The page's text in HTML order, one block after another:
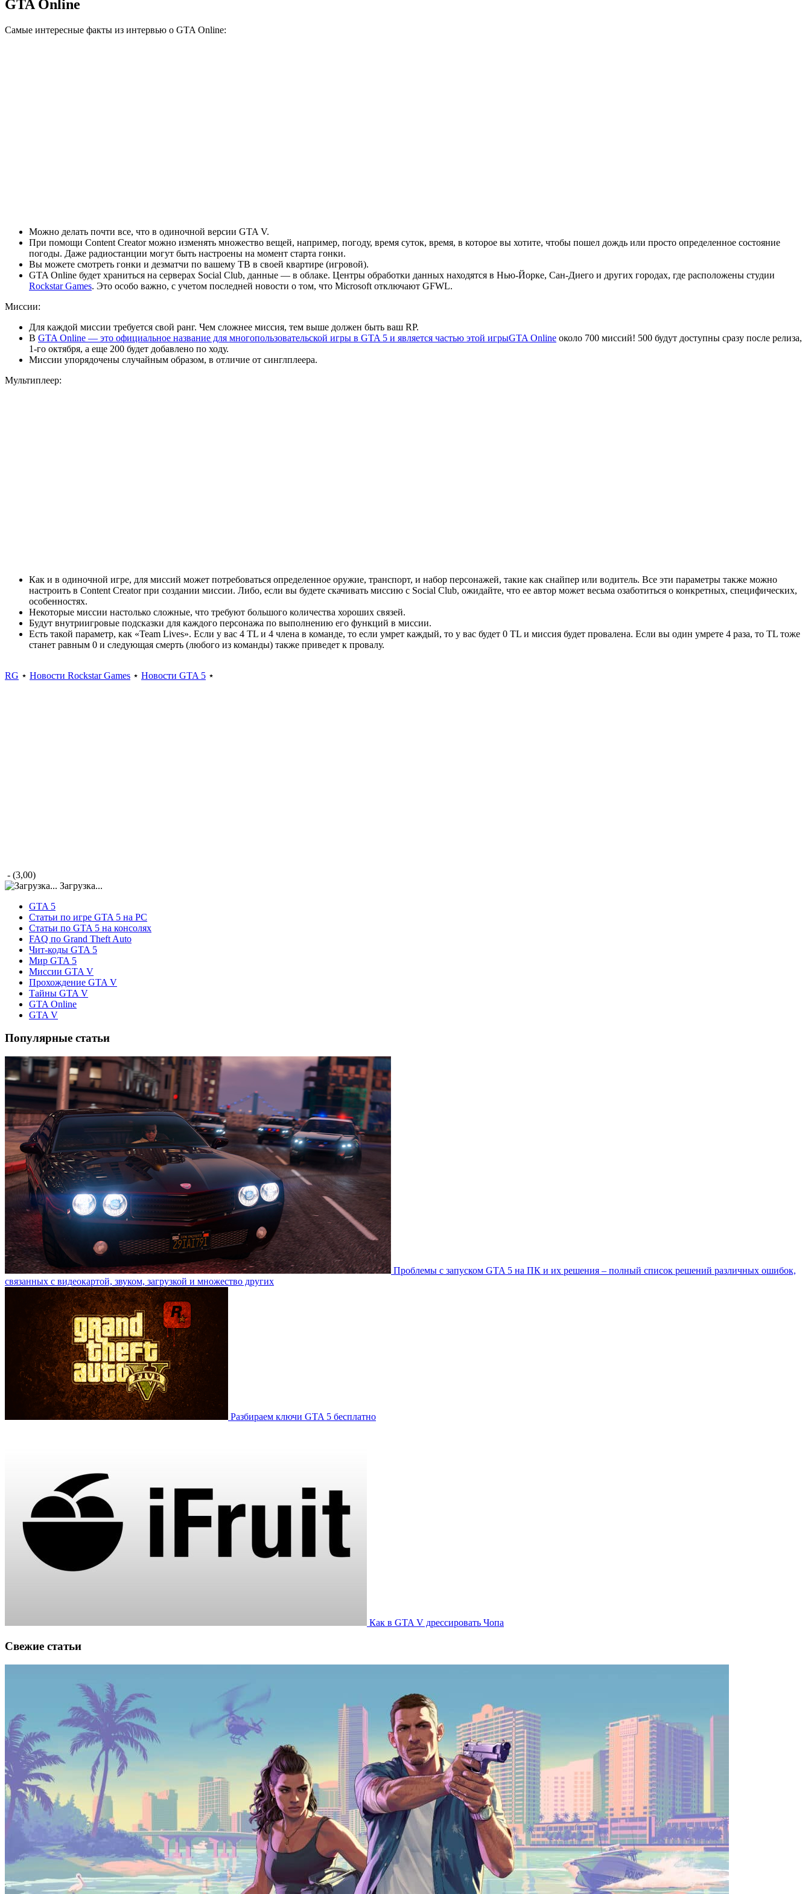
GTA Online
Самые интересные факты из интервью о GTA Online:
Можно делать почти все, что в одиночной версии GTA V.
При помощи Content Creator можно изменять множество вещей, например, погоду, время суток, время, в которое вы хотите, чтобы пошел дождь или просто определенное состояние
погоды. Даже радиостанции могут быть настроены на момент старта гонки.
Вы можете смотреть гонки и дезматчи по вашему ТВ в своей квартире (игровой).
GTA Online будет храниться на серверах Social Club, данные — в облаке. Центры обработки данных находятся в Нью-Йорке, Сан-Диего и других городах, где расположены студии
Rockstar Games. Это особо важно, с учетом последней новости о том, что Microsoft отключают GFWL.
Миссии:
Для каждой миссии требуется свой ранг. Чем сложнее миссия, тем выше должен быть ваш RP.
В GTA Online — это официальное название для многопользовательской игры в GTA 5 и является частью этой игрыGTA Online около 700 миссий! 500 будут доступны сразу после релиза,
1-го октября, а еще 200 будет добавлено по ходу.
Миссии упорядочены случайным образом, в отличие от синглплеера.
Мультиплеер:
Как и в одиночной игре, для миссий может потребоваться определенное оружие, транспорт, и набор персонажей, такие как снайпер или водитель. Все эти параметры также можно
настроить в Content Creator при создании миссии. Либо, если вы будете скачивать миссию с Social Club, ожидайте, что ее автор может весьма озаботиться о конкретных, специфических,
особенностях.
Некоторые миссии настолько сложные, что требуют большого количества хороших связей.
Будут внутриигровые подсказки для каждого персонажа по выполнению его функций в миссии.
Есть такой параметр, как «Team Lives». Если у вас 4 TL и 4 члена в команде, то если умрет каждый, то у вас будет 0 TL и миссия будет провалена. Если вы один умрете 4 раза, то TL тоже
станет равным 0 и следующая смерть (любого из команды) также приведет к провалу.
RG ⋆ Новости Rockstar Games ⋆ Новости GTA 5 ⋆
- (3,00)
Загрузка...
GTA 5
Статьи по игре GTA 5 на PC
Статьи по GTA 5 на консолях
FAQ по Grand Theft Auto
Чит-коды GTA 5
Мир GTA 5
Миссии GTA V
Прохождение GTA V
Тайны GTA V
GTA Online
GTA V
Популярные статьи
Проблемы с запуском GTA 5 на ПК и их решения – полный список решений различных ошибок,
связанных с видеокартой, звуком, загрузкой и множество других
Разбираем ключи GTA 5 бесплатно
Как в GTA V дрессировать Чопа
Свежие статьи